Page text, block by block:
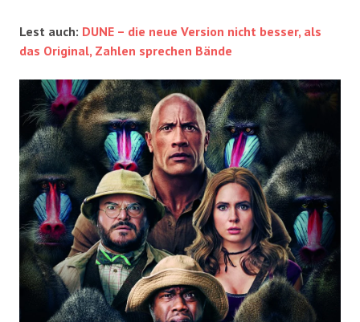
Lest auch: DUNE – die neue Version nicht besser, als
das Original, Zahlen sprechen Bände